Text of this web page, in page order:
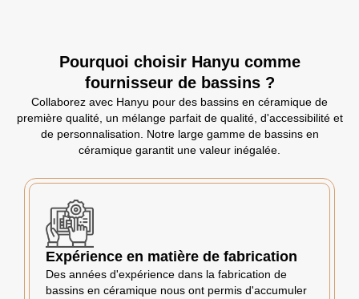
Pourquoi choisir Hanyu comme
fournisseur de bassins ?
Collaborez avec Hanyu pour des bassins en céramique de
première qualité, un mélange parfait de qualité, d'accessibilité et
de personnalisation. Notre large gamme de bassins en
céramique garantit une valeur inégalée.
Expérience en matière de fabrication
Des années d'expérience dans la fabrication de
bassins en céramique nous ont permis d'accumuler